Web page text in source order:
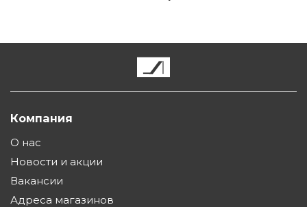
Компания
О нас
Новости и акции
Вакансии
Адреса магазинов